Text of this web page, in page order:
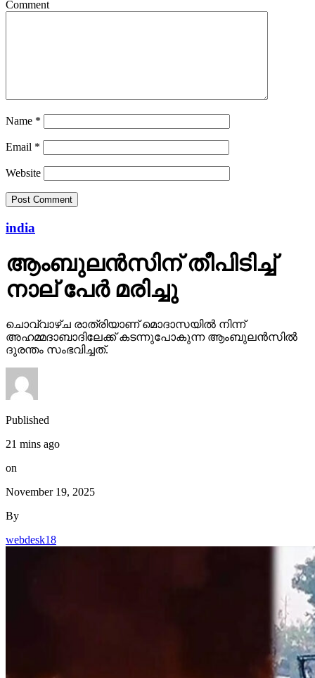
Comment
Name *
Email *
Website
india
ആംബുലന്‍സിന് തീപിടിച്ച്
നാല് പേര്‍ മരിച്ചു
ചൊവ്വാഴ്ച രാത്രിയാണ് മൊദാസയില്‍ നിന്ന്
അഹമ്മദാബാദിലേക്ക് കടന്നുപോകുന്ന ആംബുലന്‍സില്‍
ദുരന്തം സംഭവിച്ചത്.
Published
21 mins ago
on
November 19, 2025
By
webdesk18